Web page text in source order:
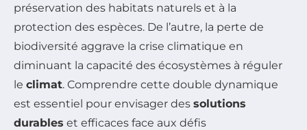
préservation des habitats naturels et à la
protection des espèces. De l’autre, la perte de
biodiversité aggrave la crise climatique en
diminuant la capacité des écosystèmes à réguler
le climat. Comprendre cette double dynamique
est essentiel pour envisager des solutions
durables et efficaces face aux défis